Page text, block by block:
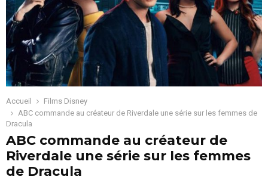
Accueil
Films Disney
ABC commande au créateur de Riverdale une série sur les femmes de
Dracula
ABC commande au créateur de
Riverdale une série sur les femmes
de Dracula